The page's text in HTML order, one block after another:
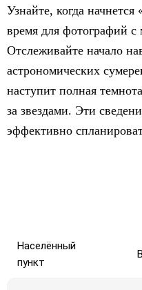
Узнайте, когда
время для фотографий
Отслеживайте начало
астрономических
наступит полная
за звездами. Эти
эффективно
Населённый
пункт